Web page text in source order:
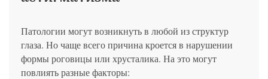
Патологии могут возникнуть в любой из структур
глаза. Но чаще всего причина кроется в нарушении
формы роговицы или хрусталика. На это могут
повлиять разные факторы: